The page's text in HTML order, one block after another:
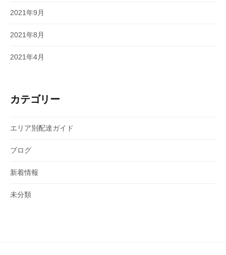
2021年9月
2021年8月
2021年4月
カテゴリー
エリア別配達ガイド
ブログ
新着情報
未分類